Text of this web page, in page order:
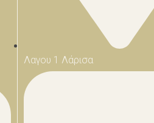
Λαγου 1 Λάρισα